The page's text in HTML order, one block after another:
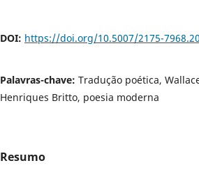
DOI: https://doi.org/10.5007/2175-
Palavras-chave: Tradução poética,
Henriques Britto, poesia moderna
Resumo